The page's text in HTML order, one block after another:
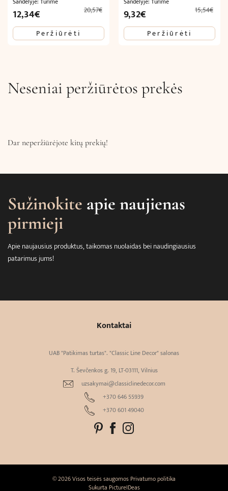
20,57€
Original
price
was:
12,34€
price
is:
Peržiūrėti
15,54€
Original
price
was:
9,32€
price
is:
Peržiūrėti
Neseniai peržiūrėtos prekės
Dar neperžiūrėjote kitų prekių!
Sužinokite apie naujienas
pirmieji
Apie naujausius produktus, taikomas nuolaidas bei naudingiausius
patarimus jums!
Kontaktai
UAB "Patikimas turtas". "Classic Line Decor" salonas
T. Ševčenkos g. 19, LT-03111, Vilnius
uzsakymai@classiclinedecor.com
+370 646 55939
+370 601 49040
© 2026 Visos teisės saugomos Privatumo politika
Sukurta PictureIDeas